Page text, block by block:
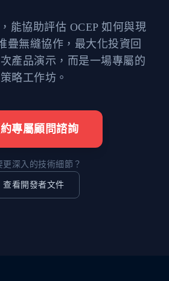
能協助評估 OCEP 如何與現
疊無縫協作，最大化投資回
產品演示，而是一場專屬的
策略工作坊。
專屬顧問諮詢
更深入的技術細節？
查看開發者文件